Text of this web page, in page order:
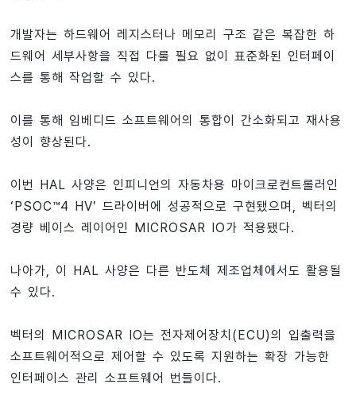
개발자는 하드웨어 레지스터나 메모리 구조 같은 복잡한 하
드웨어 세부사항을 직접 다룰 필요 없이 표준화된 인터페이
스를 통해 작업할 수 있다.
이를 통해 임베디드 소프트웨어의 통합이 간소화되고 재사용
성이 향상된다.
이번 HAL 사양은 인피니언의 자동차용 마이크로컨트롤러인
‘PSOC™4 HV’ 드라이버에 성공적으로 구현됐으며, 벡터의
경량 베이스 레이어인 MICROSAR IO가 적용됐다.
나아가, 이 HAL 사양은 다른 반도체 제조업체에서도 활용될
수 있다.
벡터의 MICROSAR IO는 전자제어장치(ECU)의 입출력을
소프트웨어적으로 제어할 수 있도록 지원하는 확장 가능한
인터페이스 관리 소프트웨어 번들이다.